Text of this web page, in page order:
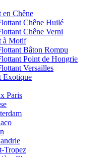
en Chêne
Chêne Huilé
Chêne Verni
à Motif
Bâton Rompu
Point de Hongrie
Versailles
Exotique
Paris
Tropez